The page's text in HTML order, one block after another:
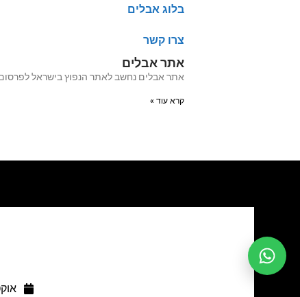
בלוג אבלים
צרו קשר
אתר אבלים
אתר אבלים נחשב לאתר הנפוץ בישראל לפרסום מודעות אבל מעל 20 שנה האתר עבר
קרא עוד »